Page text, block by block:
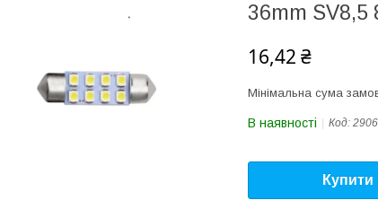
36mm SV8,5
16,42 ₴
Мінімальна сума
В наявності Код:
Купити